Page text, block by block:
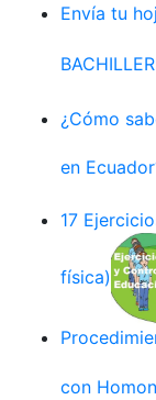
Envía tu
¿Cómo
en
17
física)
con